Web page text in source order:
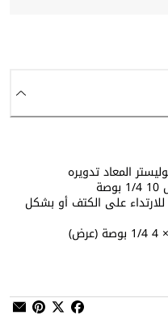
المعاد تدويره
للفصل بطول 22 بوصة للارتداء على الكتف أو بشكل